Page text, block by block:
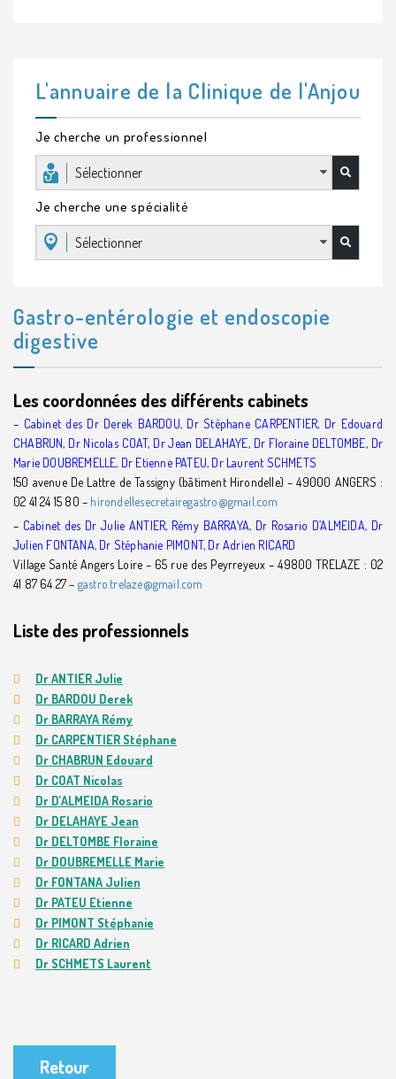
L'annuaire de la Clinique de l'Anjou
Je cherche un professionnel
Sélectionner
Je cherche une spécialité
Sélectionner
Gastro-entérologie et endoscopie
digestive
Les coordonnées des différents cabinets
– Cabinet des Dr Derek BARDOU, Dr Stéphane CARPENTIER, Dr Edouard
CHABRUN, Dr Nicolas COAT, Dr Jean DELAHAYE, Dr Floraine DELTOMBE, Dr
Marie DOUBREMELLE, Dr Etienne PATEU, Dr Laurent SCHMETS
150 avenue De Lattre de Tassigny (bâtiment Hirondelle) – 49000 ANGERS :
02 41 24 15 80 – hirondellesecretairegastro@gmail.com
– Cabinet des Dr Julie ANTIER, Rémy BARRAYA, Dr Rosario D’ALMEIDA, Dr
Julien FONTANA, Dr Stéphanie PIMONT, Dr Adrien RICARD
Village Santé Angers Loire – 65 rue des Peyrreyeux – 49800 TRELAZE : 02
41 87 64 27 – gastro.trelaze@gmail.com
Liste des professionnels
Dr ANTIER Julie
Dr BARDOU Derek
Dr BARRAYA Rémy
Dr CARPENTIER Stéphane
Dr CHABRUN Edouard
Dr COAT Nicolas
Dr D’ALMEIDA Rosario
Dr DELAHAYE Jean
Dr DELTOMBE Floraine
Dr DOUBREMELLE Marie
Dr FONTANA Julien
Dr PATEU Etienne
Dr PIMONT Stéphanie
Dr RICARD Adrien
Dr SCHMETS Laurent
Retour